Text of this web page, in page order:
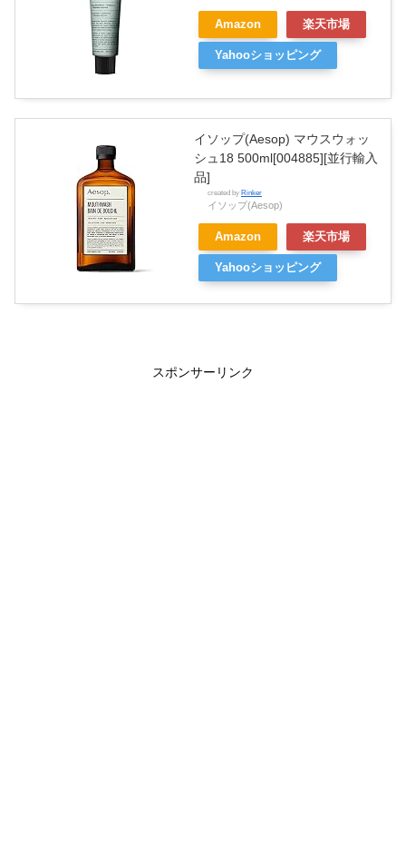
Amazon 楽天市場
Yahooショッピング
イソップ(Aesop) マウスウォッ
シュ18 500ml[004885][並行輸入
品]
created by Rinker
イソップ(Aesop)
Amazon 楽天市場
Yahooショッピング
スポンサーリンク